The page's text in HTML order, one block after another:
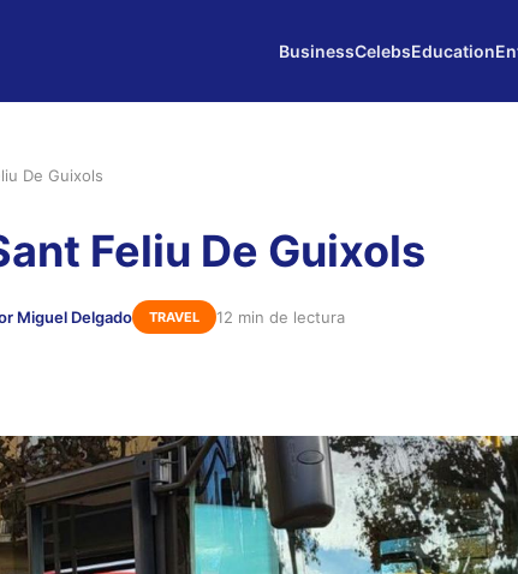
BusinessCelebsEducation
De Guixols
Feliu De Guixols
Miguel Delgado TRAVEL 12 min de lectura